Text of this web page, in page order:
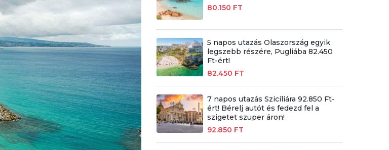
80.150 FT
5 napos utazás Olaszország egyik
legszebb részére, Pugliába 82.450
Ft-ért!
82.450 FT
7 napos utazás Szicíliára 92.850 Ft-
ért! Bérelj autót és fedezd fel a
szigetet szuper áron!
92.850 FT